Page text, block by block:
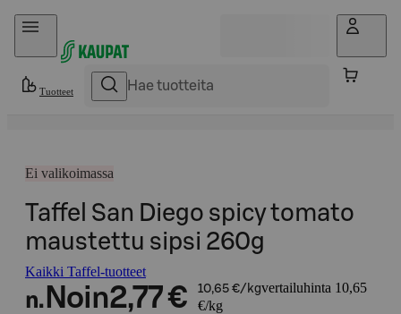
Hyppää sisältöön
Tuotteet
Ei valikoimassa
Taffel San Diego spicy tomato
maustettu sipsi 260g
Kaikki Taffel-tuotteet
n. Noin2,77 € 10,65 €/kgvertailuhinta 10,65
€/kg